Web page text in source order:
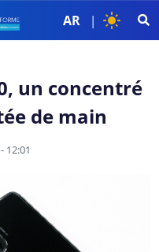
AR |
un concentré
de main
12:01